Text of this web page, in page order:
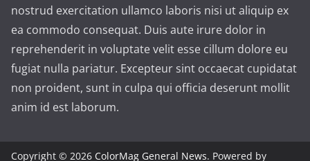
nostrud exercitation ullamco laboris nisi ut aliquip ex
ea commodo consequat. Duis aute irure dolor in
reprehenderit in voluptate velit esse cillum dolore eu
fugiat nulla pariatur. Excepteur sint occaecat cupidatat
non proident, sunt in culpa qui officia deserunt mollit
anim id est laborum.
Copyright © 2026 ColorMag General News. Powered by